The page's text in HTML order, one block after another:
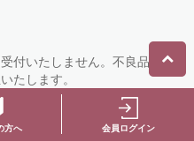
付いたしません。不良品、誤
たします。
方へ 会員ログイン